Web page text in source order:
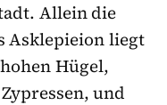
Allein die
Asklepieion liegt
Hügel,
und